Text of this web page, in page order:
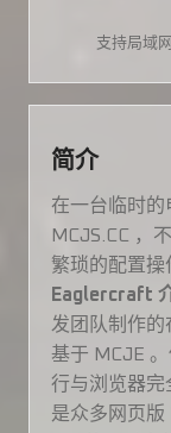
支持局域
简介
在一台临时的
MCJS.CC ，
繁琐的配置操
Eaglercraft
发团队制作的
基于 MCJE
行与浏览器完
是众多网页版